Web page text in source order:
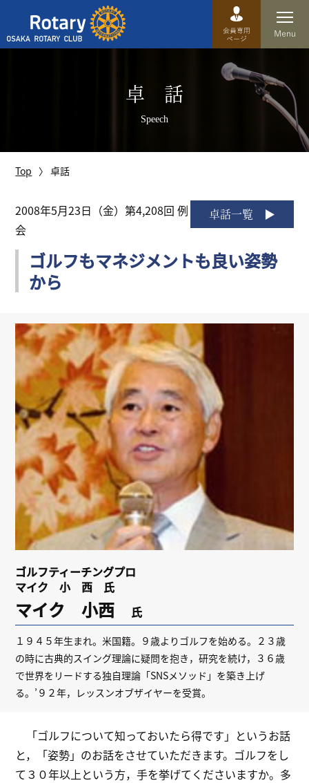
運営方針
歴史
特徴
理事・役員・委員会
リンク
会員専用ページ
English
卓 話
Speech
Top 卓話
卓話一覧
2008年5月23日（金）第4,208回 例
会
ゴルフもマネジメントも良い姿勢
から
ゴルフティーチングプロ
マイク 小 西 氏
マイク 小西 氏
１９４５年生まれ。米国籍。９歳よりゴルフを始める。２３歳
の時に古典的スイング理論に疑問を抱き，研究を続け，３６歳
で世界をリードする独自理論「SNSメソッド」を築き上げ
る。’９２年，レッスンオブザイヤーを受賞。
「ゴルフについて知っておいたら得です」というお話
と，「姿勢」のお話をさせていただきます。ゴルフをし
て３０年以上という方，手を挙げてくださいますか。多